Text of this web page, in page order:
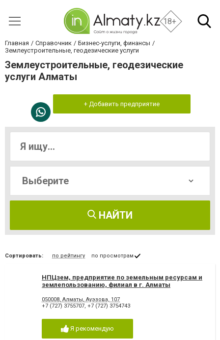
18+
Главная Справочник
Бизнес-услуги, финансы
Землеустроительные, геодезические услуги
Землеустроительные, геодезические
услуги Алматы
+ Добавить предприятие
НАЙТИ
Сортировать: по рейтингу по просмотрам
НПЦзем, предприятие по земельным ресурсам и
землепользованию, филиал в г. Алматы
050008, Алматы, Ауэзова, 107
+7 (727) 3755707, +7 (727) 3754743
Я рекомендую